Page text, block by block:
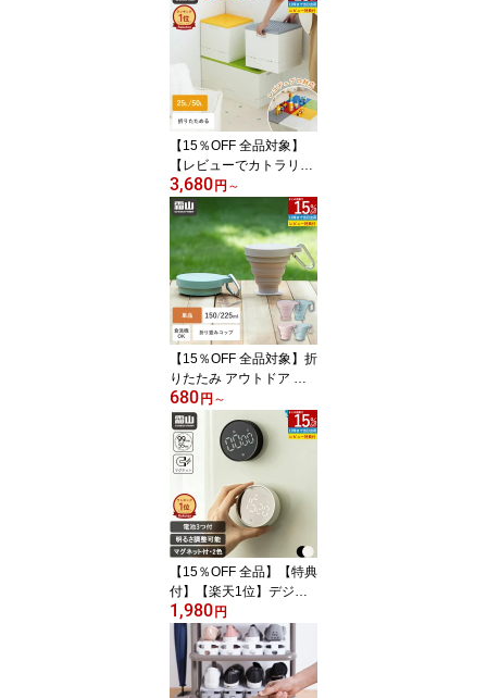
防止 サプリメントケース
朝昼晩 時間帯 曜日 仕切
り マグネット 壁掛け 大
きめ 高齢者 お薬 常備薬
錠剤 収納 保管 スライド
式 おしゃれ シンプル か
わいい 霜山
【15％OFF 全品対象】
【レビューでカトラリー
セットプレゼント】折り
たたみ レゴブロック収納
ボックス おもちゃ箱 レ
ゴ 収納 ブロック収納 デ
ュプロ 基礎板 蓋付 収納
ケース おもちゃ 収納 大
容量 レゴブロック テー
ブル lego LEGO プラス
チック 子供 親子 ベビー
霜山
3,680円 ～
【15％OFF 全品対象】折
りたたみ アウトドア シ
リコン コップ 150ml 225
ml 折りたたみコップ 携
帯コップ コップ アウト
ドア 携帯カップ うがい
コップ 持ち運び コンパ
クト 登山 学校 外出 旅行
用 軽量 折りたためるコ
ップ 食洗機対応 シリコ
ン カラビナ付き 霜山
680円 ～
【15％OFF 全品】【特典
付】【楽天1位】デジタ
ルタイマー キッチンタイ
マー マグネット デジタ
ル おしゃれ アラーム タ
イマー ダイヤル ストッ
プウォッチ クッキング
1,980円